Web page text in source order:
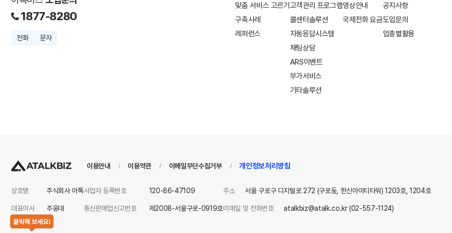
1877-8280
전화 문자
맞춤 서비스 고르기
구축사례
레퍼런스
고객관리 프로그램
콜센터솔루션
자동응답시스템
채팅상담
ARS이벤트
부가서비스
기타솔루션
영상안내
국제전화 요금
공지사항
도입문의
업종별활용
이용안내 / 이용약관 / 이메일무단수집거부 / 개인정보처리방침
상호명 주식회사 아톡
대표이사 주웅대
사업자 등록번호 120-86-47109
통신판매업신고번호 제2008-서울구로-0919호
주소 서울 구로구 디지털로 272 (구로동, 한신아이티타워) 1203호, 1204호
이메일 및 전화번호 atalkbiz@atalk.co.kr (02-557-1124)